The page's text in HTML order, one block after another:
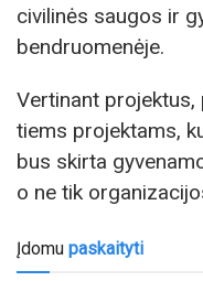
civilinės saugos ir
bendruomenėje.
Vertinant
tiems projektams,
bus skirta
o ne tik
Įdomu paskaityti